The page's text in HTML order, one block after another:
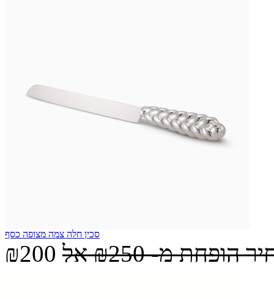
סכין חלה צמה מצופה כסף
₪200 הופחת מ-₪250 אל